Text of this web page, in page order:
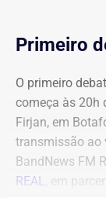
Primeiro
O primeiro
começa às 20h
Firjan, em
transmissão ao
BandNews FM
REAL
, em